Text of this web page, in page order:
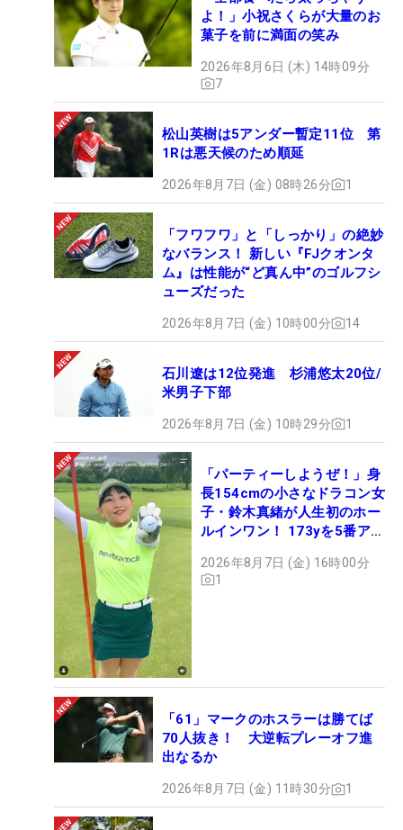
よ！」小祝さくらが大量のお
菓子を前に満面の笑み
2026年8月6日 (木) 14時09分
7
松山英樹は5アンダー暫定11位 第
1Rは悪天候のため順延
2026年8月7日 (金) 08時26分 1
「フワフワ」と「しっかり」の絶妙
なバランス！ 新しい『FJクオンタ
ム』は性能が“ど真ん中”のゴルフシ
ューズだった
2026年8月7日 (金) 10時00分 14
石川遼は12位発進 杉浦悠太20位/
米男子下部
2026年8月7日 (金) 10時29分 1
「パーティーしようぜ！」身
長154cmの小さなドラコン女
子・鈴木真緒が人生初のホー
ルインワン！ 173yを5番アイ
2026年8月7日 (金) 16時00分
1
「61」マークのホスラーは勝てば
70人抜き！ 大逆転プレーオフ進
出なるか
2026年8月7日 (金) 11時30分 1